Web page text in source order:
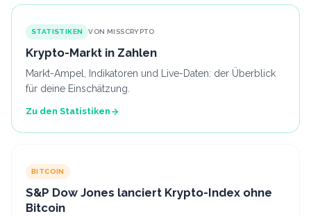
STATISTIKEN VON MISSCRYPTO
Krypto-Markt in Zahlen
Markt-Ampel, Indikatoren und Live-Daten: der Überblick
für deine Einschätzung.
Zu den Statistiken
BITCOIN
S&P Dow Jones lanciert Krypto-Index ohne
Bitcoin